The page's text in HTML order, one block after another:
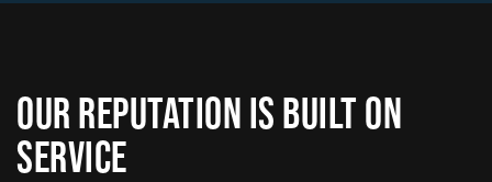
OUR REPUTATION IS BUILT ON
SERVICE